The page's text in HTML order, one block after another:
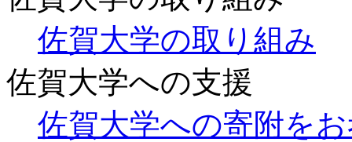
佐賀大学の取り組み
佐賀大学への支援
佐賀大学への寄附を